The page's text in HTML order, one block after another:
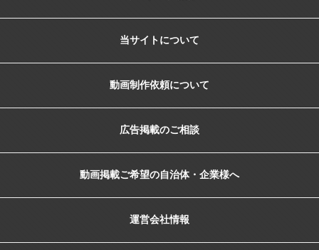
当サイトについて
動画制作依頼について
広告掲載のご相談
動画掲載ご希望の自治体・企業様へ
運営会社情報